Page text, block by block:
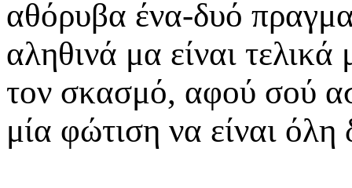
αθόρυβα ένα-δυό
αληθινά μα είναι
τον σκασμό, αφού σού
μία φώτιση να είναι